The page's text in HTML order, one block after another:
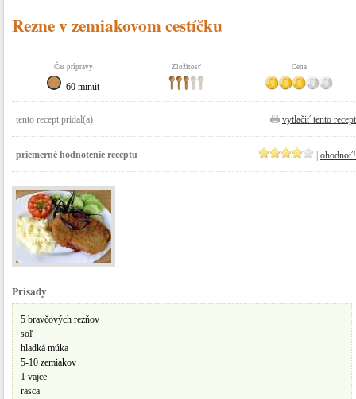
Rezne v zemiakovom cestíčku
Čas prípravy Zložitosť Cena
60 minút
tento recept pridal(a) vytlačiť tento recept
priemerné hodnotenie receptu ohodnoť!
Prísady
5 bravčových rezňov
soľ
hladká múka
5-10 zemiakov
1 vajce
rasca